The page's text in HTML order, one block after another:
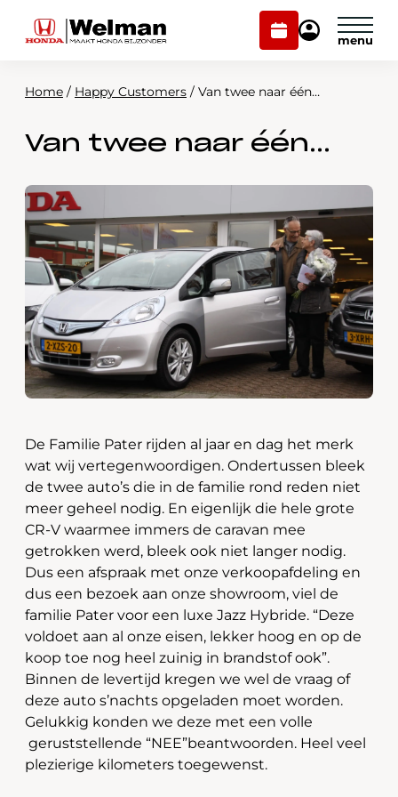
Plan
onderhoud
Mijn
Modellen
Voorraad
Onderhoud en service
Over ons
Webshop
Contact
Plan onderhoud
Home / Happy Customers / Van twee naar één…
Van twee naar één…
De Familie Pater rijden al jaar en dag het merk
wat wij vertegenwoordigen. Ondertussen bleek
de twee auto’s die in de familie rond reden niet
meer geheel nodig. En eigenlijk die hele grote
CR-V waarmee immers de caravan mee
getrokken werd, bleek ook niet langer nodig.
Dus een afspraak met onze verkoopafdeling en
dus een bezoek aan onze showroom, viel de
familie Pater voor een luxe Jazz Hybride. “Deze
voldoet aan al onze eisen, lekker hoog en op de
koop toe nog heel zuinig in brandstof ook”.
Binnen de levertijd kregen we wel de vraag of
deze auto s’nachts opgeladen moet worden.
Gelukkig konden we deze met een volle
geruststellende “NEE”beantwoorden. Heel veel
plezierige kilometers toegewenst.